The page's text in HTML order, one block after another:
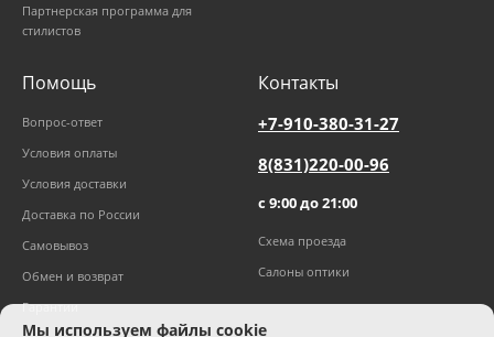
Партнерская программа для
стилистов
Помощь
Вопрос-ответ
Условия оплаты
Условия доставки
Доставка по России
Самовывоз
Обмен и возврат
Гарантии
Контакты
+7-910-380-31-27
8(831)220-00-96
с 9:00 до 21:00
Схема проезда
Салоны оптики
Мы используем файлы cookie